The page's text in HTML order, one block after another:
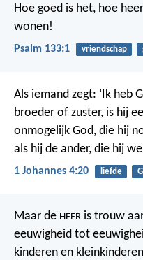
Hoe goed is het, hoe
wonen!
Psalm 133:1 vriendschap
Als iemand zegt: ‘Ik heb
broeder of zuster, is hij
onmogelijk God, die hij
als hij de ander, die hij
1 Johannes 4:20 liefde
Maar de HEER is trouw
eeuwigheid tot
kinderen en kleinkinderen